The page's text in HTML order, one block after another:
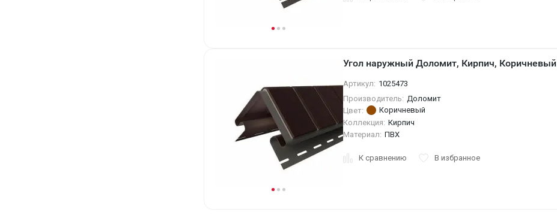
Угол наружный Доломит, Кирпич, Коричневый
Артикул: 1025473
Производитель: Доломит
Цвет:
Коричневый
Коллекция: Кирпич
Материал: ПВХ
К сравнению В избранное